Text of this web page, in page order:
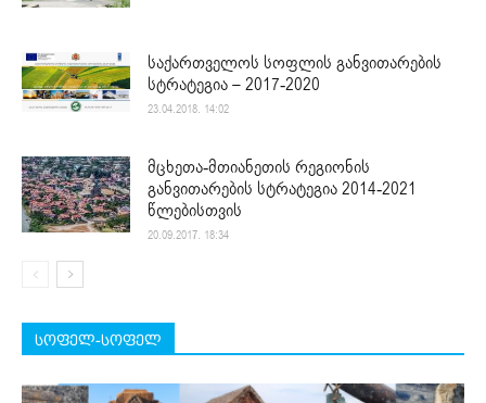
საქართველოს სოფლის განვითარების
სტრატეგია – 2017-2020
23.04.2018. 14:02
მცხეთა-მთიანეთის რეგიონის
განვითარების სტრატეგია 2014-2021
წლებისთვის
20.09.2017. 18:34
სოფელ-სოფელ